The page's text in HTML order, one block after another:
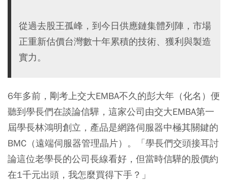
從過去股王孤峰，到今日供應鏈集體列陣，市場
正重新估價台灣數十年累積的技術、獲利與製造
實力。
6年多前，剛考上交大EMBA不久的彭大年（化名）便
聽到學長們在談論信驊，這家公司由交大EMBA第一
屆學長林鴻明創立，產品是網路伺服器中極其關鍵的
BMC（遠端伺服器管理晶片）。「學長們交頭接耳討
論這位老學長的公司長線看好，但當時信驊的股價約
在1千元出頭，我怎麼買得下手？」